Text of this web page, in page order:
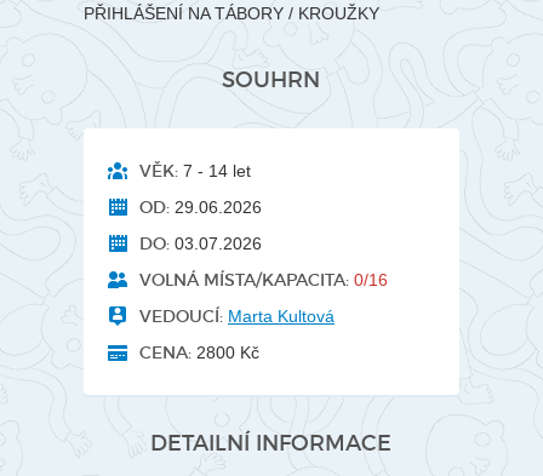
PŘIHLÁŠENÍ NA TÁBORY / KROUŽKY
SOUHRN
VĚK: 7 - 14 let
OD: 29.06.2026
DO: 03.07.2026
VOLNÁ MÍSTA/KAPACITA: 0/16
VEDOUCÍ: Marta Kultová
CENA: 2800 Kč
DETAILNÍ INFORMACE